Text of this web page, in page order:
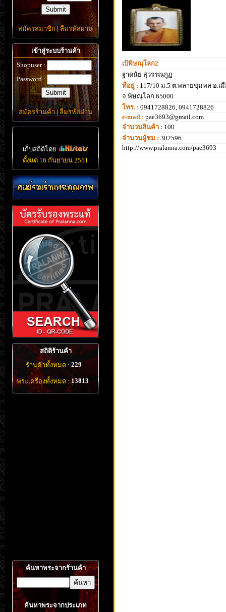
สมัครสมาชิก|ลืมรหัสผ่าน
เข้าสู่ระบบร้านค้า
Shopuser :
Password :
สมัครร้านค้า|ลืมรหัสผ่าน
เก็บสถิติโดย
ตั้งแต่ 16 กันยายน 2551
สถิติร้านค้า
ร้านค้าทั้งหมด : 229
พระเครื่องทั้งหมด : 13813
ค้นหาพระจากร้านค้า
ค้นหาพระจากประเภท
เป้พิษณุโลก2
ฐาดนัย สุวรรณกูฏ
ที่อยู่ : 117/10 ม.5 ต.พลายชุมพล อ.เมื
จ.พิษณุโลก 65000
โทร. : 0941728826, 0941728826
e-mail : pae3693@gmail.com
จำนวนสินค้า : 100
จำนวนผู้ชม : 302596
http://www.pralanna.com/pae3693